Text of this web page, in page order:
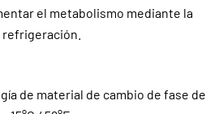
el metabolismo mediante la
refrigeración.
de material de cambio de fase de